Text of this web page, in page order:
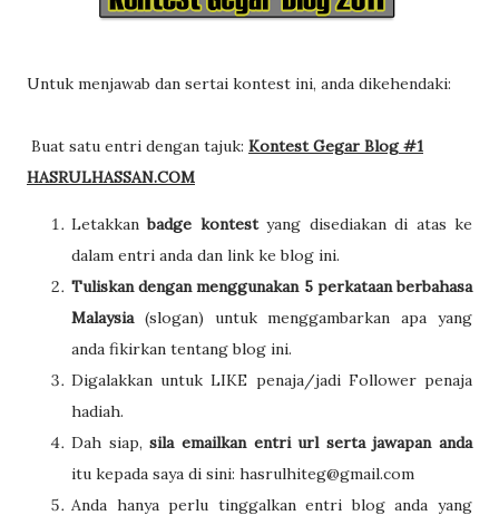
Untuk menjawab dan sertai kontest ini, anda dikehendaki:
Buat satu entri dengan tajuk: Kontest Gegar Blog #1
HASRULHASSAN.COM
Letakkanbadge kontestyang disediakan di atas ke
dalam entri anda dan link ke blog ini.
Tuliskan dengan menggunakan 5 perkataan berbahasa
Malaysia(slogan) untuk menggambarkan apa yang
anda fikirkan tentang blog ini.
Digalakkan untuk LIKE penaja/jadi Follower penaja
hadiah.
Dah siap,sila emailkan entri url serta jawapan anda
itu kepada saya di sini: hasrulhiteg@gmail.com
Anda hanya perlu tinggalkan entri blog anda yang